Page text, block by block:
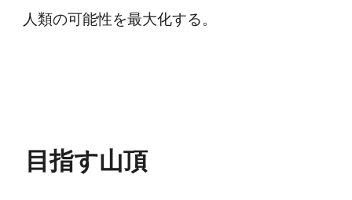
人類の可能性を最大化する。
目指す山頂